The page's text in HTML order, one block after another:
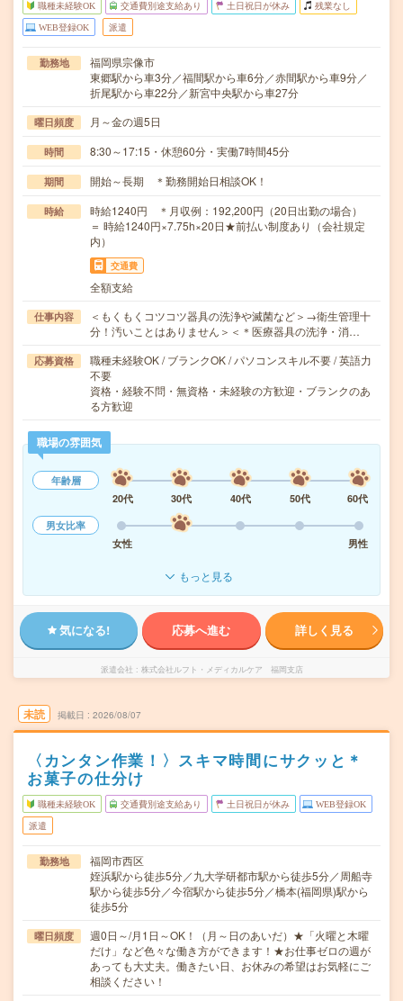
職種未経験OK 交通費別途支給あり 土日祝日が休み 残業なし
WEB登録OK 派遣
勤務地
福岡県宗像市
東郷駅から車3分／福間駅から車6分／赤間駅から車9分／
折尾駅から車22分／新宮中央駅から車27分
曜日頻度 月～金の週5日
時間 8:30～17:15・休憩60分・実働7時間45分
期間 開始～長期 ＊勤務開始日相談OK！
時給
時給1240円 ＊月収例：192,200円（20日出勤の場合）
＝ 時給1240円×7.75h×20日★前払い制度あり（会社規定
内）
交通費
全額支給
仕事内容
＜もくもくコツコツ器具の洗浄や滅菌など＞→衛生管理十
分！汚いことはありません＞＜＊医療器具の洗浄・消…
応募資格
職種未経験OK / ブランクOK / パソコンスキル不要 / 英語力
不要
資格・経験不問・無資格・未経験の方歓迎・ブランクのあ
る方歓迎
職場の雰囲気
年齢層
20代
30代 40代 50代
60代
男女比率
女性
男性
もっと見る
気になる! 応募へ進む 詳しく見る
派遣会社 株式会社ルフト・メディカルケア 福岡支店
未読 掲載日 2026/08/07
〈カンタン作業！〉スキマ時間にサクッと＊
お菓子の仕分け
職種未経験OK 交通費別途支給あり 土日祝日が休み WEB登録OK
派遣
勤務地
福岡市西区
姪浜駅から徒歩5分／九大学研都市駅から徒歩5分／周船寺
駅から徒歩5分／今宿駅から徒歩5分／橋本(福岡県)駅から
徒歩5分
曜日頻度
週0日～/月1日～OK！（月～日のあいだ）★「火曜と木曜
だけ」など色々な働き方ができます！★お仕事ゼロの週が
あっても大丈夫。働きたい日、お休みの希望はお気軽にご
相談ください！